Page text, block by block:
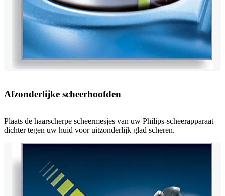
Afzonderlijke scheerhoofden
Plaats de haarscherpe scheermesjes van uw Philips-scheerapparaat
dichter tegen uw huid voor uitzonderlijk glad scheren.